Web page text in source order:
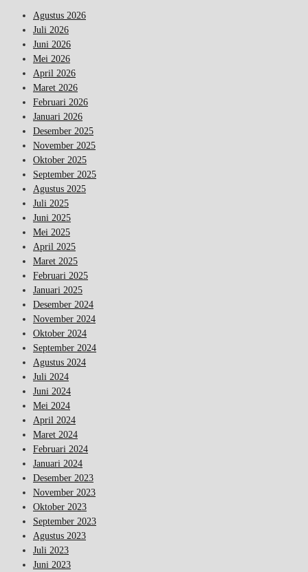
Agustus 2026
Juli 2026
Juni 2026
Mei 2026
April 2026
Maret 2026
Februari 2026
Januari 2026
Desember 2025
November 2025
Oktober 2025
September 2025
Agustus 2025
Juli 2025
Juni 2025
Mei 2025
April 2025
Maret 2025
Februari 2025
Januari 2025
Desember 2024
November 2024
Oktober 2024
September 2024
Agustus 2024
Juli 2024
Juni 2024
Mei 2024
April 2024
Maret 2024
Februari 2024
Januari 2024
Desember 2023
November 2023
Oktober 2023
September 2023
Agustus 2023
Juli 2023
Juni 2023